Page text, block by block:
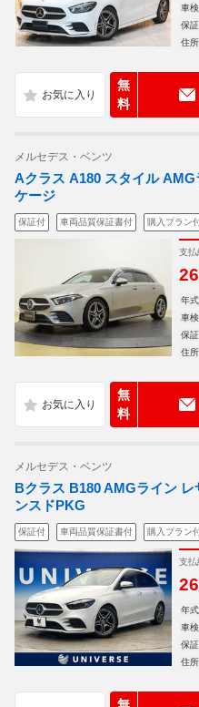
車検
保証
住所
無
料
メルセデス・ベンツ
Aクラス A180 スタイル
ケージ
保証付 車両品質保証書付 購入プラン
支払
年式
車検
保証
住所
無
料
メルセデス・ベンツ
Bクラス B180 AMGライン
ンスドPKG
保証付 車両品質保証書付 購入プラン
支払
年式
車検
保証
住所